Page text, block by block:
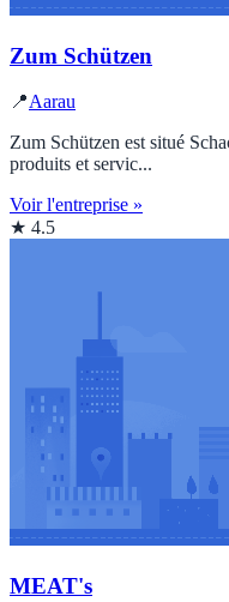
Zum Schützen
📍Aarau
Zum Schützen est situé
produits et servic...
Voir l'entreprise »
★ 4.5
MEAT's